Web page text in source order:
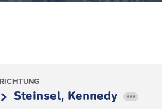
RICHTUNG
Steinsel, Kennedy •••